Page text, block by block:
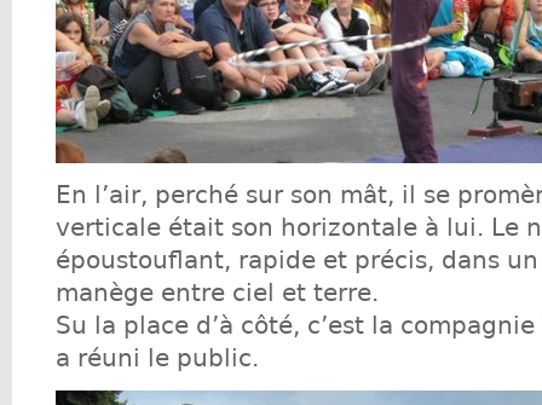
En l’air, perché sur son mât, il se
verticale était son horizontale à lui. Le
époustouflant, rapide et précis, dans
manège entre ciel et terre.
Su la place d’à côté, c’est la
a réuni le public.